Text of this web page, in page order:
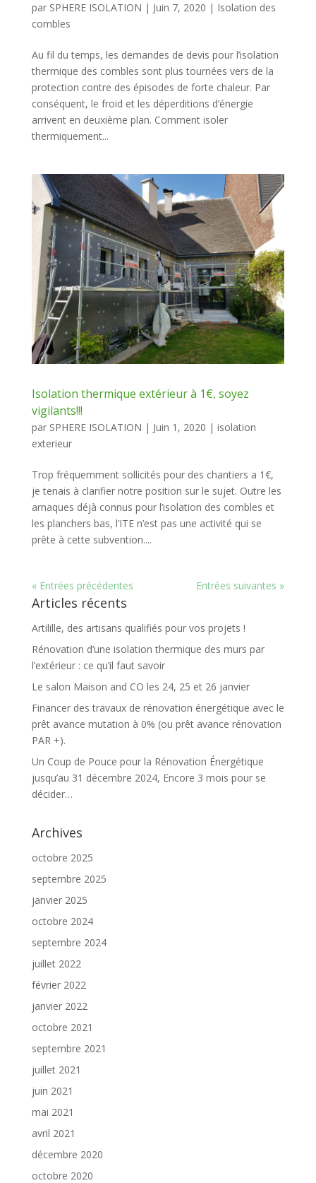
par SPHERE ISOLATION | Juin 7, 2020 | Isolation des
combles
Au fil du temps, les demandes de devis pour l’isolation
thermique des combles sont plus tournées vers de la
protection contre des épisodes de forte chaleur. Par
conséquent, le froid et les déperditions d’énergie
arrivent en deuxième plan. Comment isoler
thermiquement...
Isolation thermique extérieur à 1€, soyez
vigilants!!!
par SPHERE ISOLATION | Juin 1, 2020 | isolation
exterieur
Trop fréquemment sollicités pour des chantiers a 1€,
je tenais à clarifier notre position sur le sujet. Outre les
arnaques déjà connus pour l’isolation des combles et
les planchers bas, l’ITE n’est pas une activité qui se
prête à cette subvention....
« Entrées précédentes Entrées suivantes »
Articles récents
Artilille, des artisans qualifiés pour vos projets !
Rénovation d’une isolation thermique des murs par
l’extérieur : ce qu’il faut savoir
Le salon Maison and CO les 24, 25 et 26 janvier
Financer des travaux de rénovation énergétique avec le
prêt avance mutation à 0% (ou prêt avance rénovation
PAR +).
Un Coup de Pouce pour la Rénovation Énergétique
jusqu’au 31 décembre 2024, Encore 3 mois pour se
décider…
Archives
octobre 2025
septembre 2025
janvier 2025
octobre 2024
septembre 2024
juillet 2022
février 2022
janvier 2022
octobre 2021
septembre 2021
juillet 2021
juin 2021
mai 2021
avril 2021
décembre 2020
octobre 2020